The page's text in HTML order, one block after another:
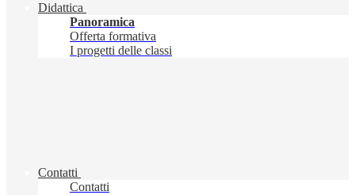
Didattica
Panoramica
Offerta formativa
I progetti delle classi
Contatti
Contatti